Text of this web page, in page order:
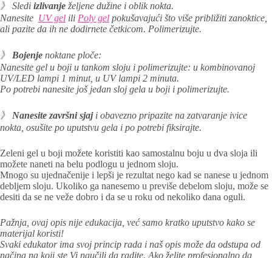
》 Sledi izlivanje željene dužine i oblik nokta.
Nanesite UV gel ili Poly gel pokušavajući što više približiti zanoktice,
ali pazite da ih ne dodirnete četkicom. Polimerizujte.
》 Bojenje noktane ploče:
Nanesite gel u boji u tankom sloju i polimerizujte: u kombinovanoj
UV/LED lampi 1 minut, u UV lampi 2 minuta.
Po potrebi nanesite još jedan sloj gela u boji i polimerizujte.
》 Nanesite završni sjaj i obavezno pripazite na zatvaranje ivice
nokta, osušite po uputstvu gela i po potrebi fiksirajte.
Zeleni gel u boji možete koristiti kao samostalnu boju u dva sloja ili
možete naneti na belu podlogu u jednom sloju.
Mnogo su ujednačenije i lepši je rezultat nego kad se nanese u jednom
debljem sloju. Ukoliko ga nanesemo u previše debelom sloju, može se
desiti da se ne veže dobro i da se u roku od nekoliko dana oguli.
Pažnja, ovaj opis nije edukacija, već samo kratko uputstvo kako se
materijal koristi!
Svaki edukator ima svoj princip rada i naš opis može da odstupa od
načina na koji ste Vi naučili da radite. Ako želite profesionalno da